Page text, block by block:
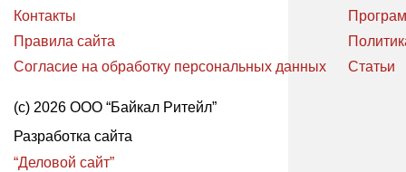
Контакты
Правила сайта
Согласие на обработку персональных данных
Статьи
(с) 2026 ООО “Байкал Ритейл”
Разработка сайта
“Деловой сайт”